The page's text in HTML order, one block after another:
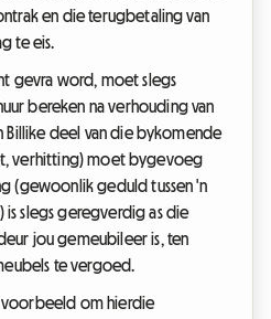
en die terugbetaling van
te eis.
gevra word, moet slegs
bereken na verhouding van
deel van die bykomende
verhitting) moet bygevoeg
(gewoonlik geduld tussen 'n
is slegs geregverdig as die
jou gemeubileer is, ten
te vergoed.
voorbeeld om hierdie